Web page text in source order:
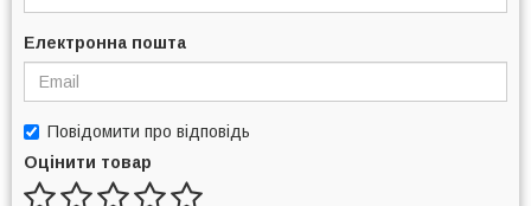
Електронна пошта
Повідомити про відповідь
Оцінити товар